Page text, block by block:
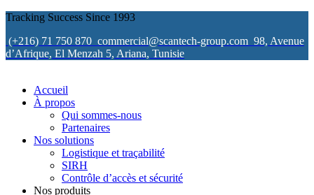
Tracking Success Since 1993
(+216) 71 750 870 commercial@scantech-group.com 98, Avenue
d’Afrique, El Menzah 5, Ariana, Tunisie
Accueil
À propos
Qui sommes-nous
Partenaires
Nos solutions
Logistique et traçabilité
SIRH
Contrôle d’accès et sécurité
Nos produits